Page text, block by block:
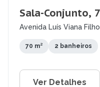
Sala-Conjunto,
Avenida Luís Viana
70 m² 2 banheiros
Ver Detalhes